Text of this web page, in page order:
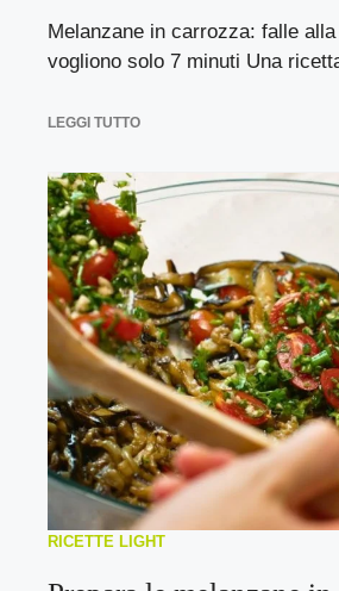
Melanzane in carrozza: falle
vogliono solo 7 minuti Una
LEGGI TUTTO
RICETTE LIGHT